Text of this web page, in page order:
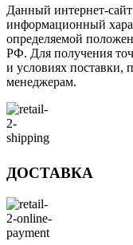
Данный интернет-
информационный
определяемой
РФ. Для получения
и условиях поставки,
менеджерам.
ДОСТАВКА